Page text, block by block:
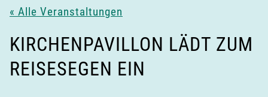
« Alle Veranstaltungen
KIRCHENPAVILLON LÄDT ZUM
REISESEGEN EIN